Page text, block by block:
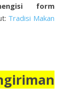
form
Tradisi Makan